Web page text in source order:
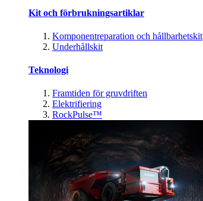
Kit och förbrukningsartiklar
Komponentreparation och hållbarhetskit
Underhållskit
Teknologi
Framtiden för gruvdriften
Elektrifiering
RockPulse™